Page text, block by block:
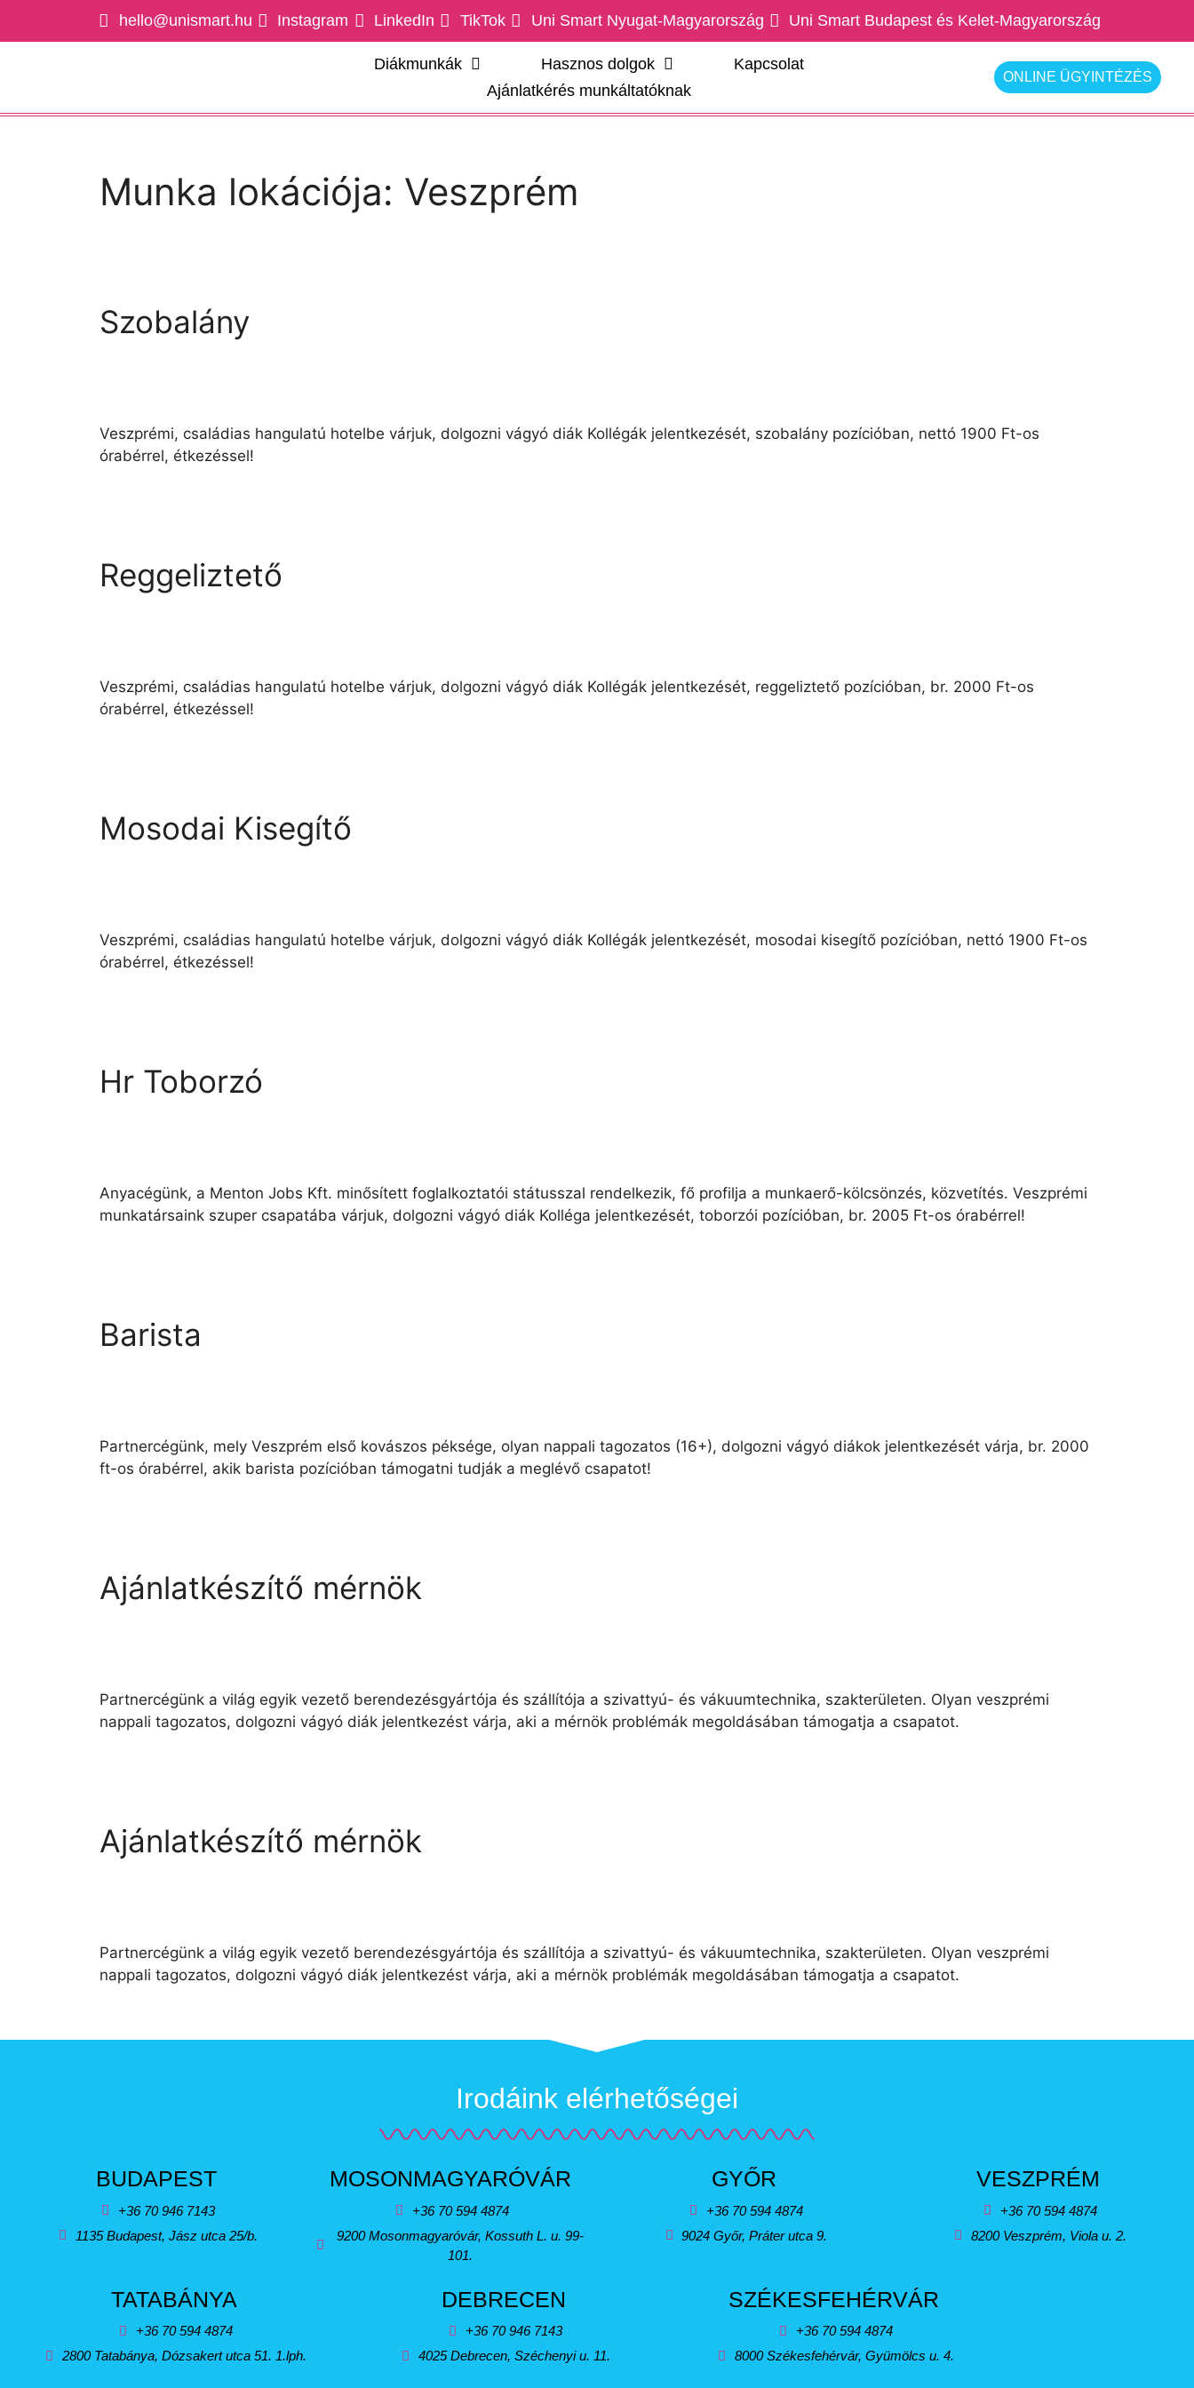
hello@unismart.hu Instagram LinkedIn TikTok Uni Smart Nyugat-Magyarország Uni Smart Budapest és Kelet-Magyarország
Diákmunkák Hasznos dolgok
Kapcsolat
Ajánlatkérés munkáltatóknak
ONLINE ÜGYINTÉZÉS
Munka lokációja: Veszprém
Szobalány
Veszprémi, családias hangulatú hotelbe várjuk, dolgozni vágyó diák Kollégák jelentkezését, szobalány pozícióban, nettó 1900 Ft-os
órabérrel, étkezéssel!
Reggeliztető
Veszprémi, családias hangulatú hotelbe várjuk, dolgozni vágyó diák Kollégák jelentkezését, reggeliztető pozícióban, br. 2000 Ft-os
órabérrel, étkezéssel!
Mosodai Kisegítő
Veszprémi, családias hangulatú hotelbe várjuk, dolgozni vágyó diák Kollégák jelentkezését, mosodai kisegítő pozícióban, nettó 1900 Ft-os
órabérrel, étkezéssel!
Hr Toborzó
Anyacégünk, a Menton Jobs Kft. minősített foglalkoztatói státusszal rendelkezik, fő profilja a munkaerő-kölcsönzés, közvetítés. Veszprémi
munkatársaink szuper csapatába várjuk, dolgozni vágyó diák Kolléga jelentkezését, toborzói pozícióban, br. 2005 Ft-os órabérrel!
Barista
Partnercégünk, mely Veszprém első kovászos péksége, olyan nappali tagozatos (16+), dolgozni vágyó diákok jelentkezését várja, br. 2000
ft-os órabérrel, akik barista pozícióban támogatni tudják a meglévő csapatot!
Ajánlatkészítő mérnök
Partnercégünk a világ egyik vezető berendezésgyártója és szállítója a szivattyú- és vákuumtechnika, szakterületen. Olyan veszprémi
nappali tagozatos, dolgozni vágyó diák jelentkezést várja, aki a mérnök problémák megoldásában támogatja a csapatot.
Ajánlatkészítő mérnök
Partnercégünk a világ egyik vezető berendezésgyártója és szállítója a szivattyú- és vákuumtechnika, szakterületen. Olyan veszprémi
nappali tagozatos, dolgozni vágyó diák jelentkezést várja, aki a mérnök problémák megoldásában támogatja a csapatot.
Irodáink elérhetőségei
BUDAPEST
+36 70 946 7143
1135 Budapest, Jász utca 25/b.
MOSONMAGYARÓVÁR
+36 70 594 4874
9200 Mosonmagyaróvár, Kossuth L. u. 99-
101.
GYŐR
+36 70 594 4874
9024 Győr, Práter utca 9.
VESZPRÉM
+36 70 594 4874
8200 Veszprém, Viola u. 2.
TATABÁNYA
+36 70 594 4874
2800 Tatabánya, Dózsakert utca 51. 1.lph.
DEBRECEN
+36 70 946 7143
4025 Debrecen, Széchenyi u. 11.
SZÉKESFEHÉRVÁR
+36 70 594 4874
8000 Székesfehérvár, Gyümölcs u. 4.